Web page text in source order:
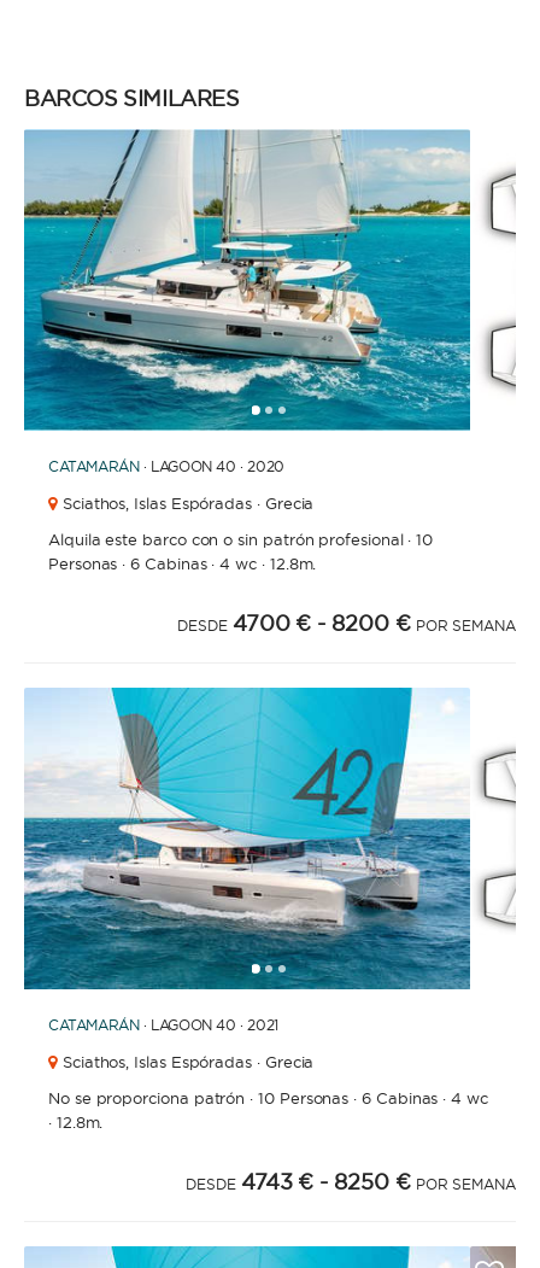
BARCOS SIMILARES
123
CATAMARÁN · LAGOON 40 · 2020
Sciathos, Islas Espóradas · Grecia
Alquila este barco con o sin patrón profesional·10
Personas ·6 Cabinas·4 wc · 12.8m.
DESDE 4700 € - 8200 € POR SEMANA
123
CATAMARÁN · LAGOON 40 · 2021
Sciathos, Islas Espóradas · Grecia
No se proporciona patrón ·10 Personas ·6 Cabinas ·4 wc
· 12.8m.
DESDE 4743 € - 8250 € POR SEMANA